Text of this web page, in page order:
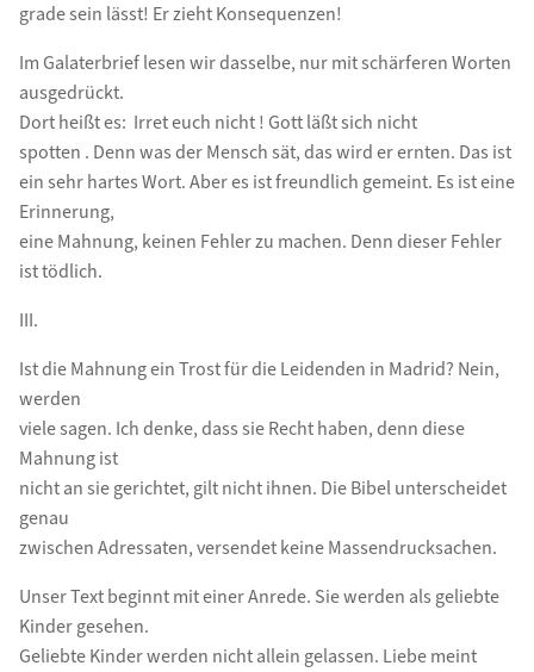
grade sein lässt! Er zieht Konsequenzen!
Im Galaterbrief lesen wir dasselbe, nur mit schärferen Worten
ausgedrückt.
Dort heißt es:  Irret euch nicht ! Gott läßt sich nicht
spotten . Denn was der Mensch sät, das wird er ernten. Das ist
ein sehr hartes Wort. Aber es ist freundlich gemeint. Es ist eine
Erinnerung,
eine Mahnung, keinen Fehler zu machen. Denn dieser Fehler
ist tödlich.
III.
Ist die Mahnung ein Trost für die Leidenden in Madrid? Nein,
werden
viele sagen. Ich denke, dass sie Recht haben, denn diese
Mahnung ist
nicht an sie gerichtet, gilt nicht ihnen. Die Bibel unterscheidet
genau
zwischen Adressaten, versendet keine Massendrucksachen.
Unser Text beginnt mit einer Anrede. Sie werden als geliebte
Kinder gesehen.
Geliebte Kinder werden nicht allein gelassen. Liebe meint